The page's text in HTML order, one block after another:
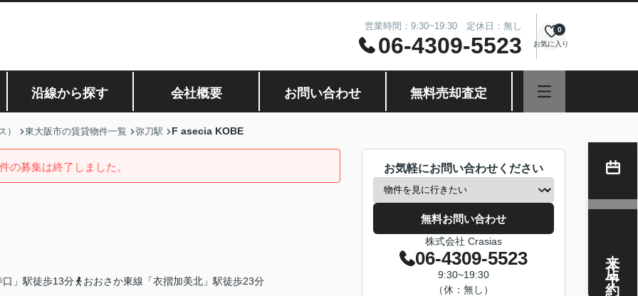
営業時間：9:30~19:30 定休日：無し
06-4309-5523 お気に入り
0
沿線から探す 会社概要 お問い合わせ 無料売却査定
） 東大阪市の賃貸物件一覧 弥刀駅 F asecia KOBE
の募集は終了しました。
」駅徒歩13分 おおさか東線「衣摺加美北」駅徒歩23分
お気軽にお問い合わせください
無料お問い合わせ
株式会社 Crasias
06-4309-5523
9:30~19:30
（休：無し）
来店予約